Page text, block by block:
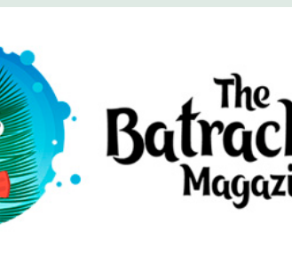
(официальный сайт)